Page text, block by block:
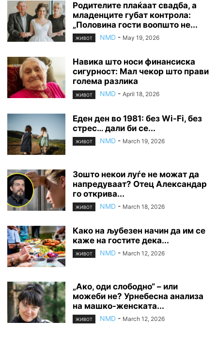
Родителите плаќаат свадба, а
младенците губат контрола:
„Половина гости воопшто не...
ЖИВОТ NMD - May 19, 2026
Навика што носи финансиска
сигурност: Мал чекор што прави
голема разлика
ЖИВОТ NMD - April 18, 2026
Еден ден во 1981: без Wi-Fi, без
стрес… дали би се...
ЖИВОТ NMD - March 19, 2026
Зошто некои луѓе не можат да
напредуваат? Отец Александар
го открива...
ЖИВОТ NMD - March 18, 2026
Како на љубезен начин да им се
каже на гостите дека...
ЖИВОТ NMD - March 12, 2026
„Ако, оди слободно“ – или
можеби не? Урнебесна анализа
на машко-женската...
ЖИВОТ NMD - March 12, 2026